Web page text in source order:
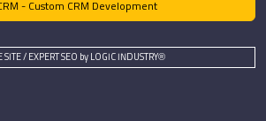
- Custom CRM Development
SITE / EXPERT SEO by LOGIC INDUSTRY®